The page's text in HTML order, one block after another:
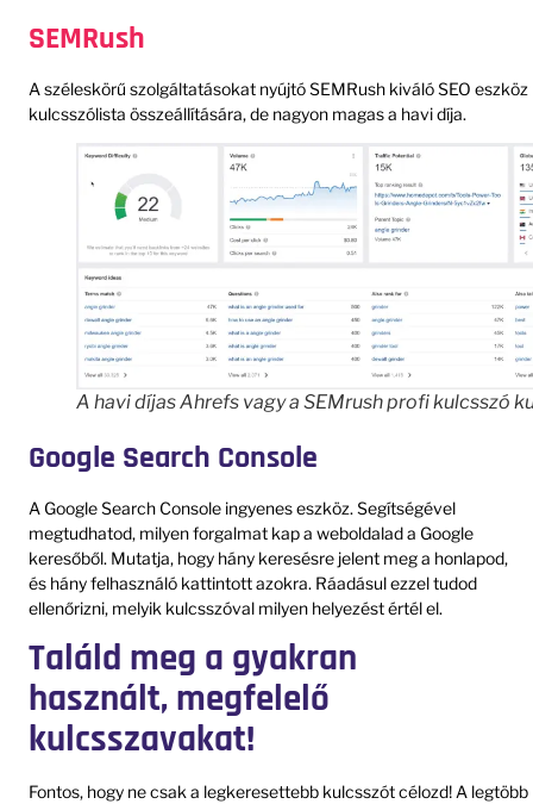
SEMRush
A széleskörű szolgáltatásokat nyújtó SEMRush kiváló SEO eszköz
kulcsszólista összeállítására, de nagyon magas a havi díja.
A havi díjas Ahrefs vagy a SEMrush profi kulcsszó
Google Search Console
A Google Search Console ingyenes eszköz. Segítségével
megtudhatod, milyen forgalmat kap a weboldalad a Google
keresőből. Mutatja, hogy hány keresésre jelent meg a honlapod,
és hány felhasználó kattintott azokra. Ráadásul ezzel tudod
ellenőrizni, melyik kulcsszóval milyen helyezést értél el.
Találd meg a gyakran
használt, megfelelő
kulcsszavakat!
Fontos, hogy ne csak a legkeresettebb kulcsszót célozd! A legtöbb